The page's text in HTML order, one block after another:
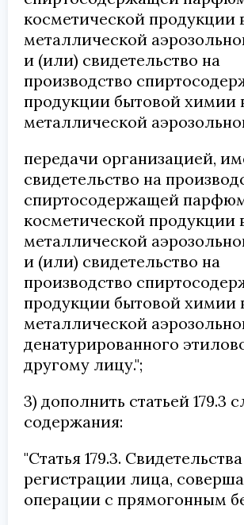
косметической продукции
металлической
и (или) свидетельство на
производство
продукции бытовой химии
металлической
передачи организацией,
свидетельство на
спиртосодержащей
косметической продукции
металлической
и (или) свидетельство на
производство
продукции бытовой химии
металлической
денатурированного
другому лицу.";
3) дополнить статьей 179.3
содержания:
"Статья 179.3.
регистрации лица,
операции с прямогонным